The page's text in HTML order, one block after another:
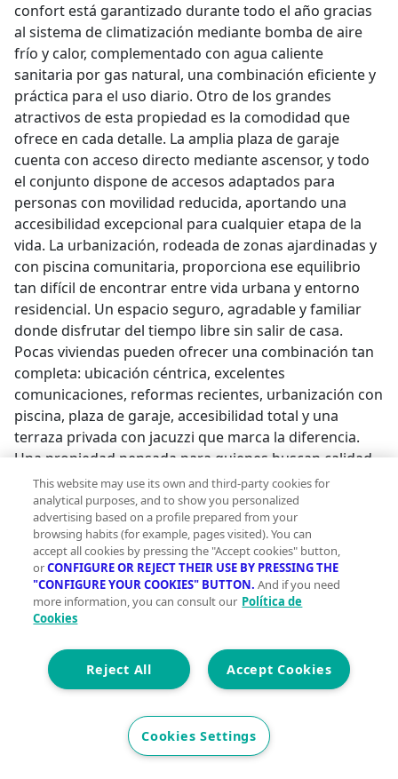
confort está garantizado durante todo el año gracias
al sistema de climatización mediante bomba de aire
frío y calor, complementado con agua caliente
sanitaria por gas natural, una combinación eficiente y
práctica para el uso diario. Otro de los grandes
atractivos de esta propiedad es la comodidad que
ofrece en cada detalle. La amplia plaza de garaje
cuenta con acceso directo mediante ascensor, y todo
el conjunto dispone de accesos adaptados para
personas con movilidad reducida, aportando una
accesibilidad excepcional para cualquier etapa de la
vida. La urbanización, rodeada de zonas ajardinadas y
con piscina comunitaria, proporciona ese equilibrio
tan difícil de encontrar entre vida urbana y entorno
residencial. Un espacio seguro, agradable y familiar
donde disfrutar del tiempo libre sin salir de casa.
Pocas viviendas pueden ofrecer una combinación tan
completa: ubicación céntrica, excelentes
comunicaciones, reformas recientes, urbanización con
piscina, plaza de garaje, accesibilidad total y una
terraza privada con jacuzzi que marca la diferencia.
Una propiedad pensada para quienes buscan calidad
de vida, comodidad y una vivienda lista para disfrutar
desde el primer día en uno de los municipios más
valorados y demandados de la Sierra de Madrid. La
reserva del inmueble sólo se producirá después de
que una propuesta de compra haya sido
expresamente aceptada por el vendedor. El precio
publicado incluye honorarios profesionales. NO
incluye los impuestos y gastos legalmente
establecidos (Notaría y Registro) y derivados de la
transmisión e inscripción, en su caso. No dude en
contactar para más información o concertar una
visita. Tengo la llave de tu sueño. ;
This website may use its own and third-party cookies for
analytical purposes, and to show you personalized
advertising based on a profile prepared from your
browsing habits (for example, pages visited). You can
accept all cookies by pressing the "Accept cookies" button,
orCONFIGURE OR REJECT THEIR USE BY PRESSING THE
"CONFIGURE YOUR COOKIES" BUTTON. And if you need
more information, you can consult our Política de
Cookies
Accept Cookies
Reject All
Cookies Settings